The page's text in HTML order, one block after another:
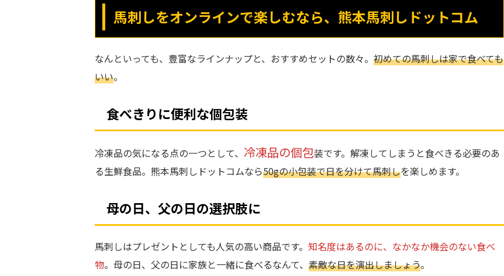
馬刺しをオンラインで楽しむなら、熊本馬刺しドットコム
なんといっても、豊富なラインナップと、おすすめセットの数々。 初めての馬刺しは家で食べても
いい。
食べきりに便利な個包装
冷凍品の気になる点の一つとして、 冷凍品の個包装です。解凍してしまうと食べきる必要のあ
る生鮮食品。熊本馬刺しドットコムなら50gの小包装で日を分けて馬刺しを楽しめます。
母の日、父の日の選択肢に
馬刺しはプレゼントとしても人気の高い商品です。 知名度はあるのに、なかなか機会のない食べ
物。母の日、父の日に家族と一緒に食べるなんて、 素敵な日を演出しましょう。